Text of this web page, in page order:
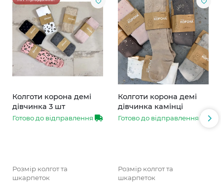
Колготи корона демі
дівчинка 3 шт
Готово до відправлення
Розмір колгот та
шкарпеток
Колготи корона демі
дівчинка камінці
Готово до відправлення
Розмір колгот та
шкарпеток